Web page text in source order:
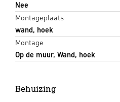
Nee
Montageplaats
wand, hoek
Montage
Op de muur, Wand, hoek
Behuizing